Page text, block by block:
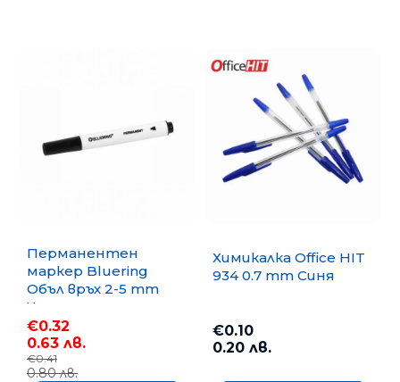
Перманентен
маркер Bluering
Объл връх 2-5 mm
Черен
€0.32
0.63 лв.
€0.41
0.80 лв.
Химикалка Office HIT
934 0.7 mm Синя
€0.10
0.20 лв.